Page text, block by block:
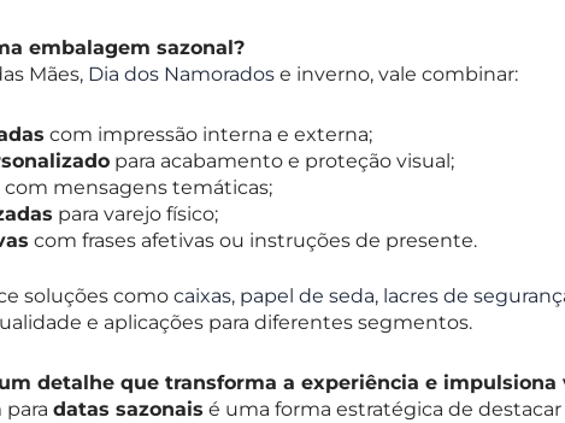
embalagem sazonal?
Mães, Dia dos Namorados e inverno, vale combinar:
com impressão interna e externa;
para acabamento e proteção visual;
com mensagens temáticas;
para varejo físico;
com frases afetivas ou instruções de presente.
soluções comocaixas, papel de seda, lacres de
e aplicações para diferentes segmentos.
detalhe que transforma a experiência e impulsiona
paradatas sazonais é uma forma estratégica de